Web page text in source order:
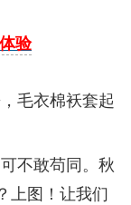
验
毛衣棉袄套起
不敢苟同。秋
上图！让我们